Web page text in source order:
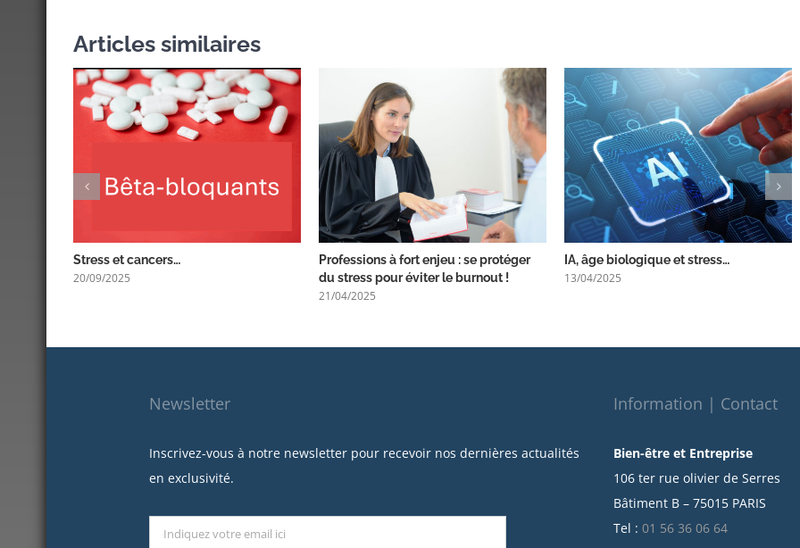
Articles similaires
Stress et cancers…
20/09/2025
Professions à fort enjeu : se protéger
du stress pour éviter le burnout !
21/04/2025
IA, âge biologique et stress…
13/04/2025
Newsletter
Inscrivez-vous à notre newsletter pour recevoir nos dernières actualités
en exclusivité.
Information | Contact
Bien-être et Entreprise
106 ter rue olivier de Serres
Bâtiment B – 75015 PARIS
Tel : 01 56 36 06 64